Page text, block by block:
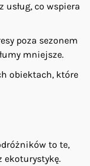
usług, co wspiera
poza sezonem
mniejsze.
obiektach, które
to te,
ekoturystykę.